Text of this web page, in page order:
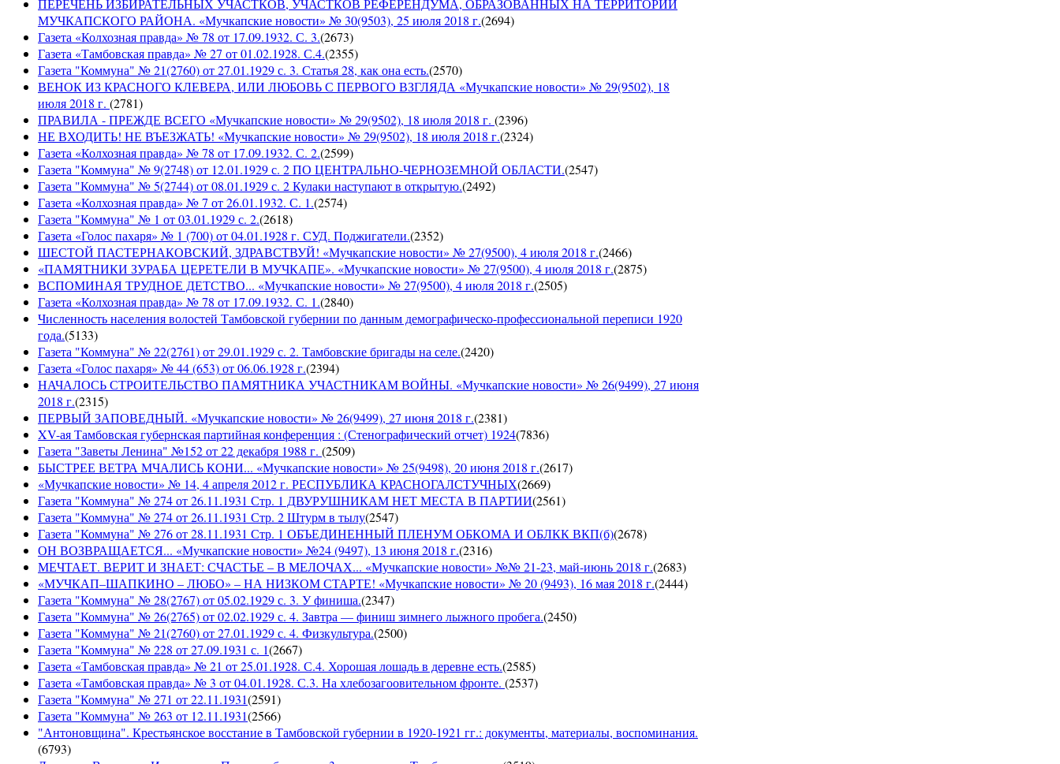
ПЕРЕЧЕНЬ ИЗБИРАТЕЛЬНЫХ УЧАСТКОВ, УЧАСТКОВ РЕФЕРЕНДУМА, ОБРАЗОВАННЫХ НА ТЕРРИТОРИИ
МУЧКАПСКОГО РАЙОНА. «Мучкапские новости» № 30(9503), 25 июля 2018 г.(2694)
Газета «Колхозная правда» № 78 от 17.09.1932. С. 3.(2673)
Газета «Тамбовская правда» № 27 от 01.02.1928. С.4.(2355)
Газета "Коммуна" № 21(2760) от 27.01.1929 с. 3. Статья 28, как она есть.(2570)
ВЕНОК ИЗ КРАСНОГО КЛЕВЕРА, ИЛИ ЛЮБОВЬ С ПЕРВОГО ВЗГЛЯДА «Мучкапские новости» № 29(9502), 18
июля 2018 г. (2781)
ПРАВИЛА - ПРЕЖДЕ ВСЕГО «Мучкапские новости» № 29(9502), 18 июля 2018 г. (2396)
НЕ ВХОДИТЬ! НЕ ВЪЕЗЖАТЬ! «Мучкапские новости» № 29(9502), 18 июля 2018 г.(2324)
Газета «Колхозная правда» № 78 от 17.09.1932. С. 2.(2599)
Газета "Коммуна" № 9(2748) от 12.01.1929 с. 2 ПО ЦЕНТРАЛЬНО-ЧЕРНОЗЕМНОЙ ОБЛАСТИ.(2547)
Газета "Коммуна" № 5(2744) от 08.01.1929 с. 2 Кулаки наступают в открытую.(2492)
Газета «Колхозная правда» № 7 от 26.01.1932. С. 1.(2574)
Газета "Коммуна" № 1 от 03.01.1929 с. 2.(2618)
Газета «Голос пахаря» № 1 (700) от 04.01.1928 г. СУД. Поджигатели.(2352)
ШЕСТОЙ ПАСТЕРНАКОВСКИЙ, ЗДРАВСТВУЙ! «Мучкапские новости» № 27(9500), 4 июля 2018 г.(2466)
«ПАМЯТНИКИ ЗУРАБА ЦЕРЕТЕЛИ В МУЧКАПЕ». «Мучкапские новости» № 27(9500), 4 июля 2018 г.(2875)
ВСПОМИНАЯ ТРУДНОЕ ДЕТСТВО... «Мучкапские новости» № 27(9500), 4 июля 2018 г.(2505)
Газета «Колхозная правда» № 78 от 17.09.1932. С. 1.(2840)
Численность населения волостей Тамбовской губернии по данным демографическо-профессиональной переписи 1920
года.(5133)
Газета "Коммуна" № 22(2761) от 29.01.1929 с. 2. Тамбовские бригады на селе.(2420)
Газета «Голос пахаря» № 44 (653) от 06.06.1928 г.(2394)
НАЧАЛОСЬ СТРОИТЕЛЬСТВО ПАМЯТНИКА УЧАСТНИКАМ ВОЙНЫ. «Мучкапские новости» № 26(9499), 27 июня
2018 г.(2315)
ПЕРВЫЙ ЗАПОВЕДНЫЙ. «Мучкапские новости» № 26(9499), 27 июня 2018 г.(2381)
XV-ая Тамбовская губернская партийная конференция : (Стенографический отчет) 1924(7836)
Газета "Заветы Ленина" №152 от 22 декабря 1988 г. (2509)
БЫСТРЕЕ ВЕТРА МЧАЛИСЬ КОНИ... «Мучкапские новости» № 25(9498), 20 июня 2018 г.(2617)
«Мучкапские новости» № 14, 4 апреля 2012 г. РЕСПУБЛИКА КРАСНОГАЛСТУЧНЫХ(2669)
Газета "Коммуна" № 274 от 26.11.1931 Стр. 1 ДВУРУШНИКАМ НЕТ МЕСТА В ПАРТИИ(2561)
Газета "Коммуна" № 274 от 26.11.1931 Стр. 2 Штурм в тылу(2547)
Газета "Коммуна" № 276 от 28.11.1931 Стр. 1 ОБЪЕДИНЕННЫЙ ПЛЕНУМ ОБКОМА И ОБЛКК ВКП(б)(2678)
ОН ВОЗВРАЩАЕТСЯ... «Мучкапские новости» №24 (9497), 13 июня 2018 г.(2316)
МЕЧТАЕТ. ВЕРИТ И ЗНАЕТ: СЧАСТЬЕ – В МЕЛОЧАХ... «Мучкапские новости» №№ 21-23, май-июнь 2018 г.(2683)
«МУЧКАП–ШАПКИНО – ЛЮБО» – НА НИЗКОМ СТАРТЕ! «Мучкапские новости» № 20 (9493), 16 мая 2018 г.(2444)
Газета "Коммуна" № 28(2767) от 05.02.1929 с. 3. У финиша.(2347)
Газета "Коммуна" № 26(2765) от 02.02.1929 с. 4. Завтра — финиш зимнего лыжного пробега.(2450)
Газета "Коммуна" № 21(2760) от 27.01.1929 с. 4. Физкультура.(2500)
Газета "Коммуна" № 228 от 27.09.1931 с. 1(2667)
Газета «Тамбовская правда» № 21 от 25.01.1928. С.4. Хорошая лошадь в деревне есть.(2585)
Газета «Тамбовская правда» № 3 от 04.01.1928. С.3. На хлебозагоовительном фронте. (2537)
Газета "Коммуна" № 271 от 22.11.1931(2591)
Газета "Коммуна" № 263 от 12.11.1931(2566)
"Антоновщина". Крестьянское восстание в Тамбовской губернии в 1920-1921 гг.: документы, материалы, воспоминания.
(6793)